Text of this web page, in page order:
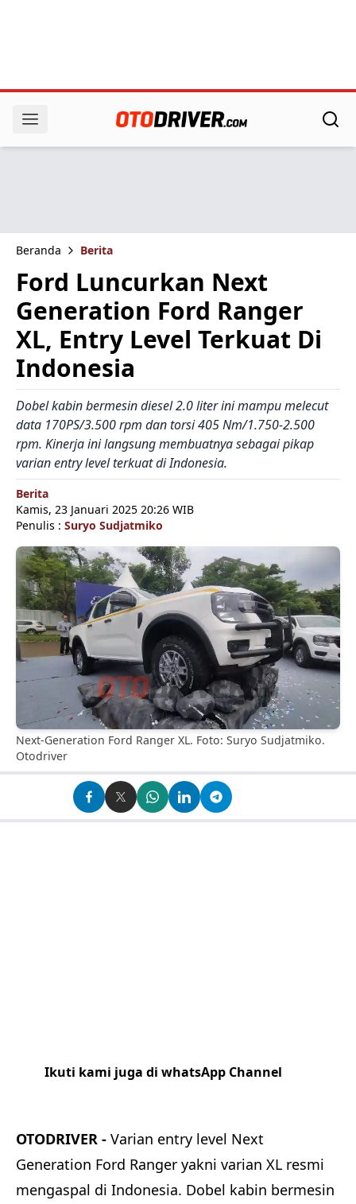
Beranda Berita
Ford Luncurkan Next
Generation Ford Ranger
XL, Entry Level Terkuat Di
Indonesia
Dobel kabin bermesin diesel 2.0 liter ini mampu melecut
data 170PS/3.500 rpm dan torsi 405 Nm/1.750-2.500
rpm. Kinerja ini langsung membuatnya sebagai pikap
varian entry level terkuat di Indonesia.
Berita
Kamis, 23 Januari 2025 20:26 WIB
Penulis : Suryo Sudjatmiko
Next-Generation Ford Ranger XL. Foto: Suryo Sudjatmiko.
Otodriver
Ikuti kami juga di whatsApp Channel
OTODRIVER - Varian entry level Next
Generation Ford Ranger yakni varian XL resmi
mengaspal di Indonesia. Dobel kabin bermesin